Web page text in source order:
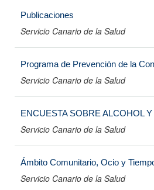
Publicaciones
Servicio Canario de la Salud
Programa de Prevención de la
Servicio Canario de la Salud
ENCUESTA SOBRE ALCOHOL
Servicio Canario de la Salud
Ámbito Comunitario, Ocio y
Servicio Canario de la Salud